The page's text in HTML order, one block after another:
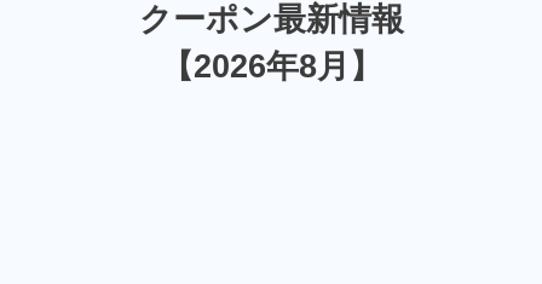
クーポン最新情報
【2026年8月】